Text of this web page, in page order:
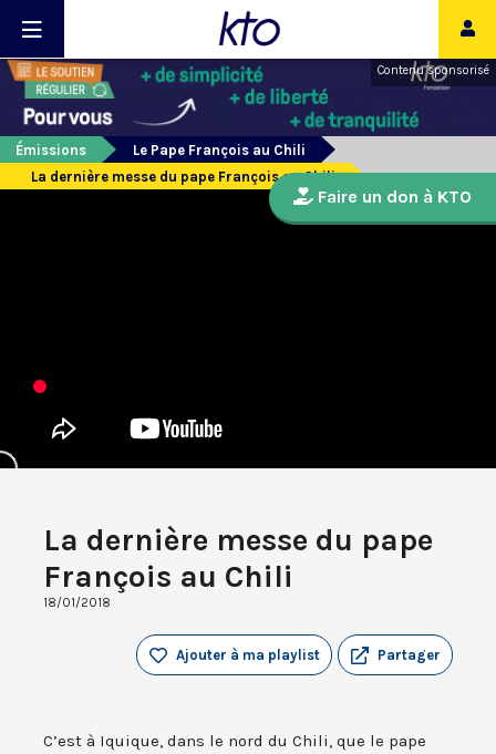
Contenu sponsorisé
Émissions
Le Pape François au Chili
La dernière messe du pape François au Chili
La dernière messe du pape
François au Chili
18/01/2018
Partager
Ajouter à ma playlist
C’est à Iquique, dans le nord du Chili, que le pape
Faire un don à KTO